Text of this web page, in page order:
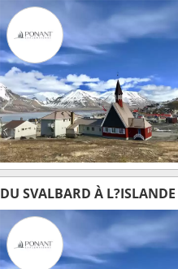
DU SVALBARD À